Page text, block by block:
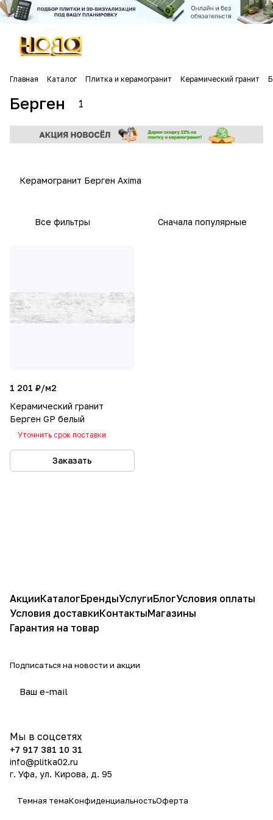
Главная Каталог Плитка и керамогранит Керамический гранит
Берген 1
Керамогранит Берген Axima
Все фильтры Сначала популярные
1 201 ₽/м2
Керамический гранит
Берген GP белый
Уточнить срок поставки
Заказать
АкцииКаталогБрендыУслугиБлогУсловия оплаты
Условия доставкиКонтактыМагазины
Гарантия на товар
Подписаться на новости и акции
Мы в соцсетях
+7 917 381 10 31
info@plitka02.ru
г. Уфа, ул. Кирова, д. 95
Темная темаКонфиденциальностьОферта